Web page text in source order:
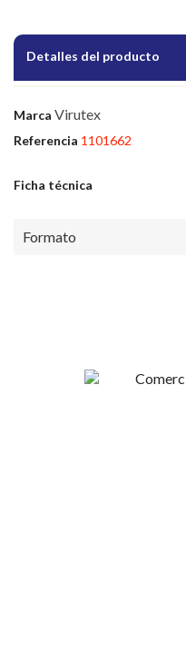
Detalles del producto
Marca Virutex
Referencia 1101662
Ficha técnica
Formato